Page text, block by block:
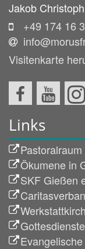
Jakob Christoph
+49 174 16
Visitenkarte
Links
Ökumene in
SKF Gießen